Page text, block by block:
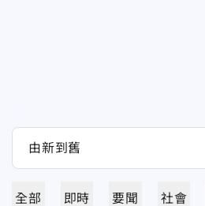
全部 即時 要聞 社會